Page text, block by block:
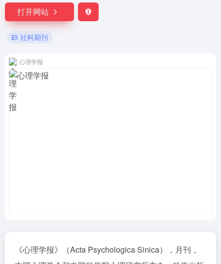
打开网站
社科期刊
心理学报
《心理学报》（Acta Psychologica Sinica），月刊，